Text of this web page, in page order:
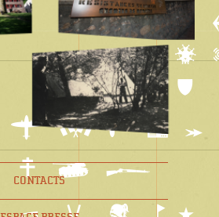
CONTACTS